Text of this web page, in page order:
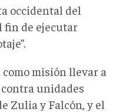
occidental del
fin de ejecutar
misión llevar a
unidades
Zulia y Falcón, y el